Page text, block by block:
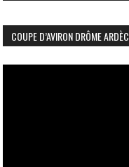
COUPE D’AVIRON DRÔME